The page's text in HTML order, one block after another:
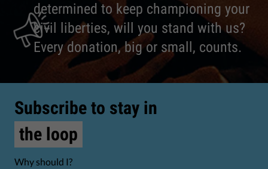
determined to keep championing your
civil liberties, will you stand with us?
Every donation, big or small, counts.
Subscribe to stay in
the loop
Why should I?